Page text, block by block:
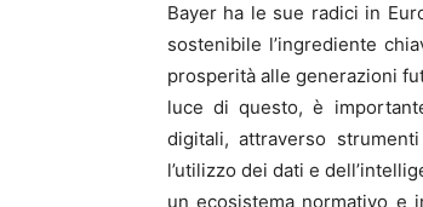
Bayer ha le sue radici in
sostenibile l’ingrediente
prosperità alle generazioni
luce di questo, è
digitali, attraverso
l’utilizzo dei dati e
un ecosistema normativo e